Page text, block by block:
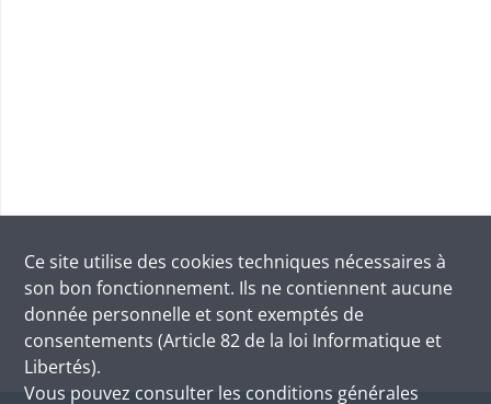
Ce site utilise des cookies techniques nécessaires à
son bon fonctionnement. Ils ne contiennent aucune
donnée personnelle et sont exemptés de
consentements (Article 82 de la loi Informatique et
Libertés).
Vous pouvez consulter les conditions générales